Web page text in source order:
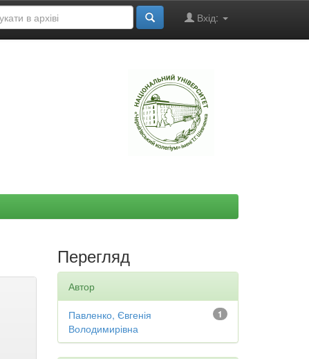
Вхід:
Перегляд
Автор
1
Павленко, Євгенія
Володимирівна